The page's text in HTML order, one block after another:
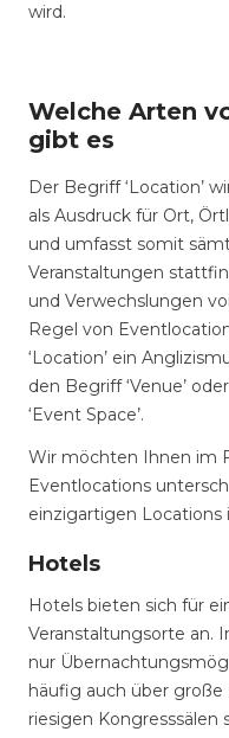
wird.
Welche Arten
gibt es
Der Begriff ‘Location’
als Ausdruck für Ort,
und umfasst somit
Veranstaltungen
und Verwechslungen
Regel von
‘Location’ ein
den Begriff ‘Venue’
‘Event Space’.
Wir möchten Ihnen im
Eventlocations
einzigartigen Locations
Hotels
Hotels bieten sich für
Veranstaltungsorte an.
nur
häufig auch über große
riesigen Kongresssälen